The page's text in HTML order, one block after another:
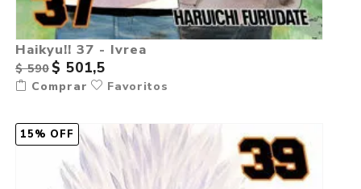
Haikyu!! 37 - Ivrea
$ 590 $ 501,5
Comprar Favoritos
15% OFF